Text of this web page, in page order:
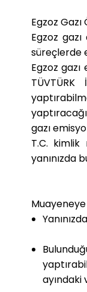
Egzoz
Egzoz
süreçlerde
Egzoz
gazı
T.C. kimlik
yanınızda
ayındaki